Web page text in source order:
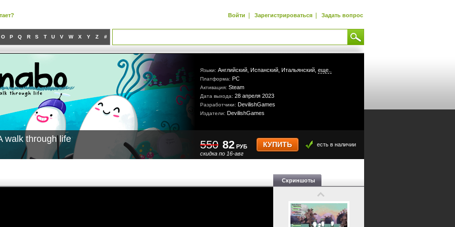
Войти | Зарегистрироваться | Задать вопрос
O P Q R S T U V W X Y Z #
Языки: Английский, Испанский, Итальянский, еще..
Платформа: PC
Активация: Steam
Дата выхода: 28 апреля 2023
Разработчики: DevilishGames
Издатели: DevilishGames
walk through life 550
скидка по 16-авг
82 РУБ КУПИТЬ есть в наличии
Скриншоты